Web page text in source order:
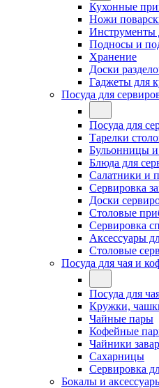
Кухонные
Ножи
Инструменты
Подносы и
Хранение
Доски
Гаджеты для
Посуда для
Посуда для
Тарелки
Бульонницы
Блюда для
Салатники и
Сервировка
Доски
Столовые
Сервировка
Аксессуары
Столовые
Посуда для чая и
Посуда для
Кружки,
Чайные пары
Кофейные
Чайники
Сахарницы
Сервировка
Бокалы и